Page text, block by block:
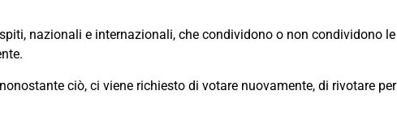
nazionali e internazionali, che condividono o non condividono le
ciò, ci viene richiesto di votare nuovamente, di rivotare per